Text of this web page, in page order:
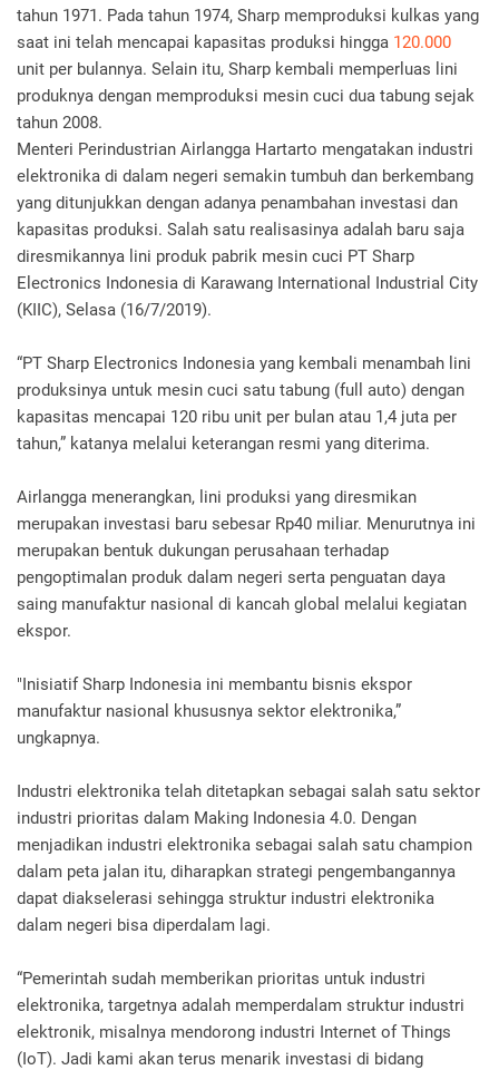
tahun 1971. Pada tahun 1974, Sharp memproduksi kulkas yang
saat ini telah mencapai kapasitas produksi hingga 120.000
unit per bulannya. Selain itu, Sharp kembali memperluas lini
produknya dengan memproduksi mesin cuci dua tabung sejak
tahun 2008.
Menteri Perindustrian Airlangga Hartarto mengatakan industri
elektronika di dalam negeri semakin tumbuh dan berkembang
yang ditunjukkan dengan adanya penambahan investasi dan
kapasitas produksi. Salah satu realisasinya adalah baru saja
diresmikannya lini produk pabrik mesin cuci PT Sharp
Electronics Indonesia di Karawang International Industrial City
(KIIC), Selasa (16/7/2019).
“PT Sharp Electronics Indonesia yang kembali menambah lini
produksinya untuk mesin cuci satu tabung (full auto) dengan
kapasitas mencapai 120 ribu unit per bulan atau 1,4 juta per
tahun,” katanya melalui keterangan resmi yang diterima.
Airlangga menerangkan, lini produksi yang diresmikan
merupakan investasi baru sebesar Rp40 miliar. Menurutnya ini
merupakan bentuk dukungan perusahaan terhadap
pengoptimalan produk dalam negeri serta penguatan daya
saing manufaktur nasional di kancah global melalui kegiatan
ekspor.
"Inisiatif Sharp Indonesia ini membantu bisnis ekspor
manufaktur nasional khususnya sektor elektronika,”
ungkapnya.
Industri elektronika telah ditetapkan sebagai salah satu sektor
industri prioritas dalam Making Indonesia 4.0. Dengan
menjadikan industri elektronika sebagai salah satu champion
dalam peta jalan itu, diharapkan strategi pengembangannya
dapat diakselerasi sehingga struktur industri elektronika
dalam negeri bisa diperdalam lagi.
“Pemerintah sudah memberikan prioritas untuk industri
elektronika, targetnya adalah memperdalam struktur industri
elektronik, misalnya mendorong industri Internet of Things
(IoT). Jadi kami akan terus menarik investasi di bidang